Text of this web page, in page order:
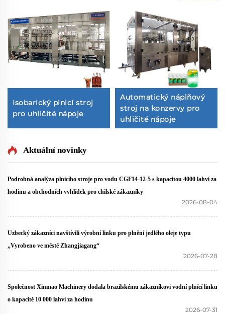
Isobarický plnicí stroj
pro uhličité nápoje
Automatický náplňový
stroj na konzervy pro
uhličité nápoje
Aktuální novinky
Podrobná analýza plnicího stroje pro vodu CGF14-12-5 s kapacitou 4000 lahví za
hodinu a obchodních vyhlídek pro chilské zákazníky
2026-08-04
Uzbecký zákazníci navštívili výrobní linku pro plnění jedlého oleje typu
„Vyrobeno ve městě Zhangjiagang“
2026-07-28
Společnost Xinmao Machinery dodala brazilskému zákazníkovi vodní plnící linku
o kapacitě 10 000 lahví za hodinu
2026-07-31